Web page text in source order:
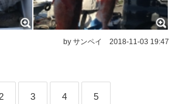
by サンペイ 2018-11-03 19:47
2 3 4 5